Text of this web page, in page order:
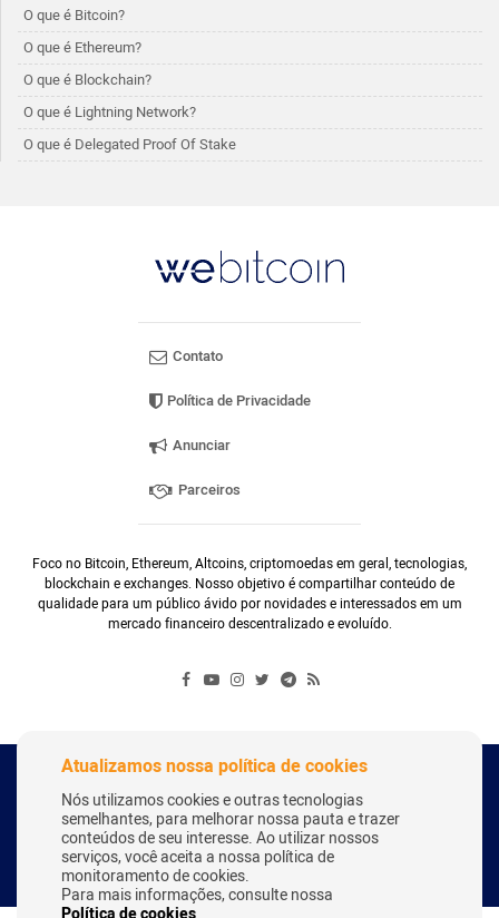
O que é Bitcoin?
O que é Ethereum?
O que é Blockchain?
O que é Lightning Network?
O que é Delegated Proof Of Stake
Contato
Política de Privacidade
Anunciar
Parceiros
Foco no Bitcoin, Ethereum, Altcoins, criptomoedas em geral, tecnologias,
blockchain e exchanges. Nosso objetivo é compartilhar conteúdo de
qualidade para um público ávido por novidades e interessados em um
mercado financeiro descentralizado e evoluído.
Copyright Webitcoin 2018 - Todos os Direitos Reservados
Desenvolvido por: Herick Correa
Atualizamos nossa política de cookies
Nós utilizamos cookies e outras tecnologias
semelhantes, para melhorar nossa pauta e trazer
conteúdos de seu interesse. Ao utilizar nossos
serviços, você aceita a nossa política de
monitoramento de cookies.
Para mais informações, consulte nossa